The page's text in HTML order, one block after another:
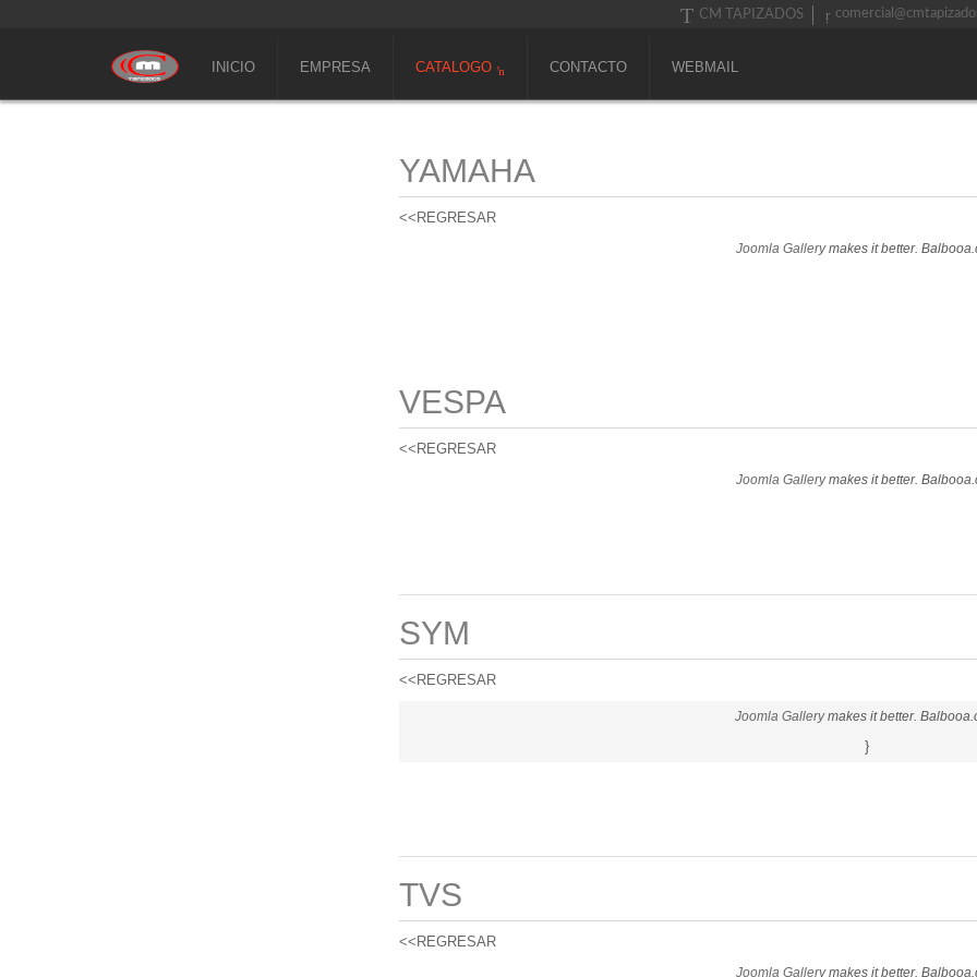
CM TAPIZADOS
INICIO EMPRESA CATALOGO CONTACTO WEBMAIL
YAMAHA
<<REGRESAR
Joomla Gallerymakes it better.
VESPA
<<REGRESAR
Joomla Gallerymakes it better.
SYM
<<REGRESAR
Joomla Gallerymakes it better.
}
TVS
<<REGRESAR
Joomla Gallerymakes it better.